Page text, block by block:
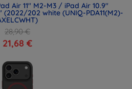
Air 11" M2-M3 / iPad Air 10.9"
202 white (UNIQ-PDA11(M2)-
28,90 €
21,68 €